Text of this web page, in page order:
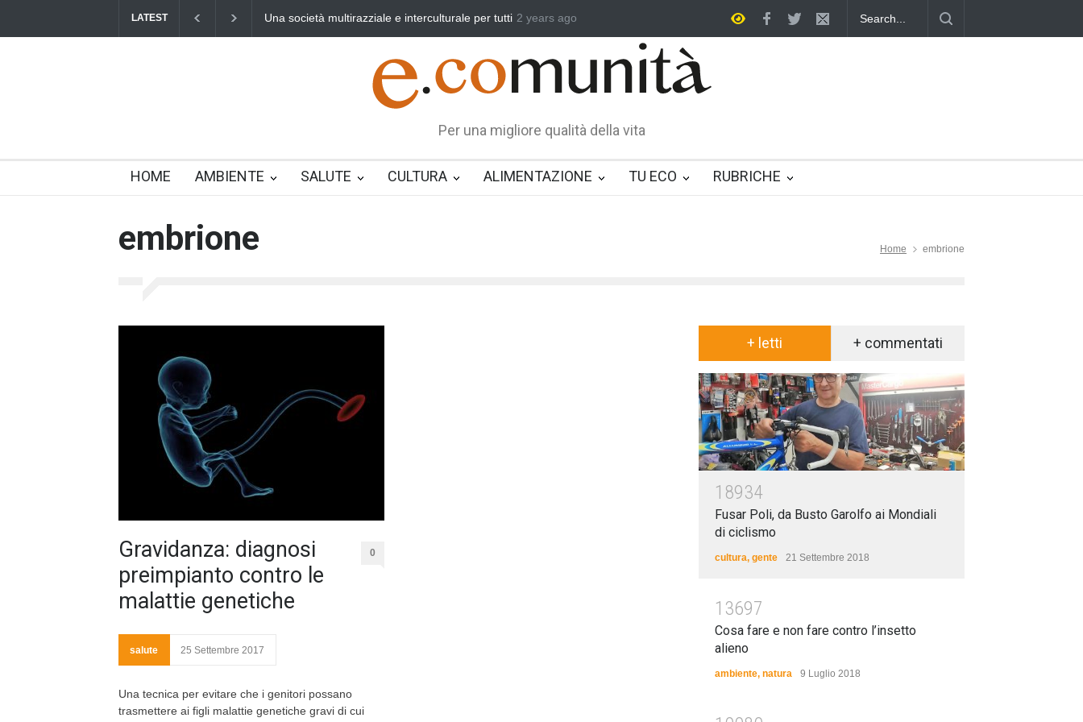
LATEST Una società multirazziale e interculturale per tutti Benedetta primavera, vincere la sonnolenza Un eroe multifunzione nella vita quotidiana
2 years ago
Per una migliore qualità della vita
HOME AMBIENTE SALUTE CULTURA ALIMENTAZIONE TU ECO RUBRICHE
embrione Home embrione
Gravidanza: diagnosi
preimpianto contro le
malattie genetiche
0
salute 25 Settembre 2017
Una tecnica per evitare che i genitori possano
trasmettere ai figli malattie genetiche gravi di cui
+ letti + commentati
18934
Fusar Poli, da Busto Garolfo ai Mondiali
di ciclismo
cultura, gente 21 Settembre 2018
13697
Cosa fare e non fare contro l’insetto
alieno
ambiente, natura 9 Luglio 2018